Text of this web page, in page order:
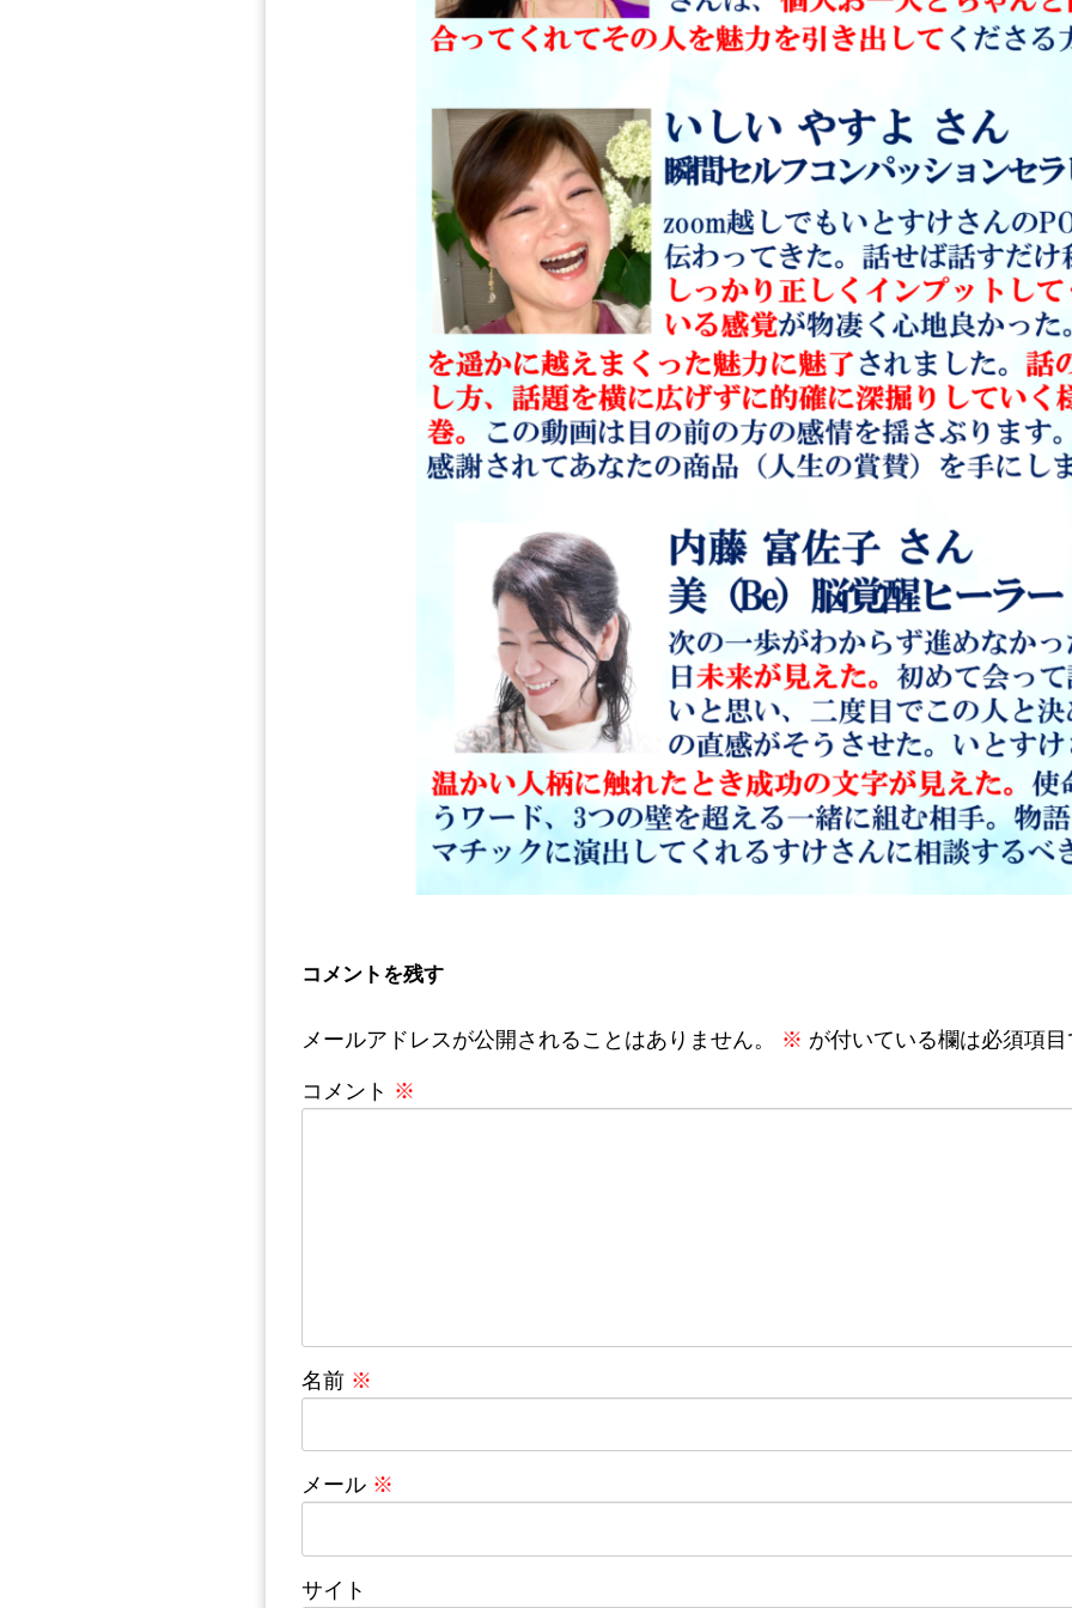
コメントを残す
メールアドレスが公開されることはありません。 ※ が付いている欄は必須項
コメント ※
名前 ※
メール ※
サイト